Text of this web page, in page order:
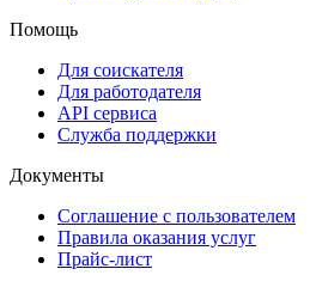
Помощь
Для соискателя
Для работодателя
API сервиса
Служба поддержки
Документы
Соглашение с пользователем
Правила оказания услуг
Прайс-лист